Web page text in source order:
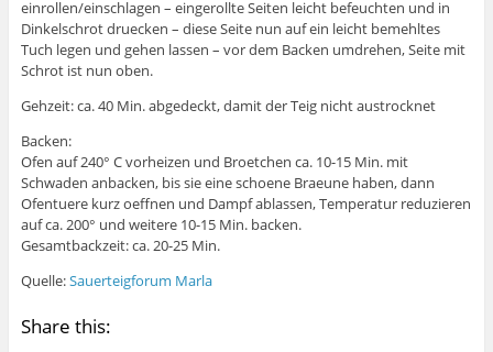
einrollen/einschlagen – eingerollte Seiten leicht befeuchten und in
Dinkelschrot druecken – diese Seite nun auf ein leicht bemehltes
Tuch legen und gehen lassen – vor dem Backen umdrehen, Seite mit
Schrot ist nun oben.
Gehzeit: ca. 40 Min. abgedeckt, damit der Teig nicht austrocknet
Backen:
Ofen auf 240° C vorheizen und Broetchen ca. 10-15 Min. mit
Schwaden anbacken, bis sie eine schoene Braeune haben, dann
Ofentuere kurz oeffnen und Dampf ablassen, Temperatur reduzieren
auf ca. 200° und weitere 10-15 Min. backen.
Gesamtbackzeit: ca. 20-25 Min.
Quelle:Sauerteigforum Marla
Share this: